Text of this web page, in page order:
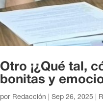
Otro ¡¿Qué tal,
bonitas y
por Redacción |Sep 26, 2025 |